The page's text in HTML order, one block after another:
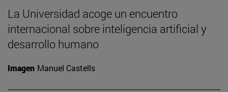
La Universidad acoge un encuentro
internacional sobre inteligencia artificial y
desarrollo humano
Imagen Manuel Castells